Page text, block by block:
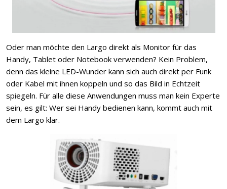
Oder man möchte den Largo direkt als Monitor für das
Handy, Tablet oder Notebook verwenden? Kein Problem,
denn das kleine LED-Wunder kann sich auch direkt per Funk
oder Kabel mit ihnen koppeln und so das Bild in Echtzeit
spiegeln. Für alle diese Anwendungen muss man kein Experte
sein, es gilt: Wer sei Handy bedienen kann, kommt auch mit
dem Largo klar.